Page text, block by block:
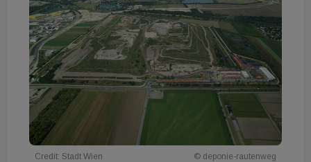
Credit: Stadt Wien © deponie-rautenweg